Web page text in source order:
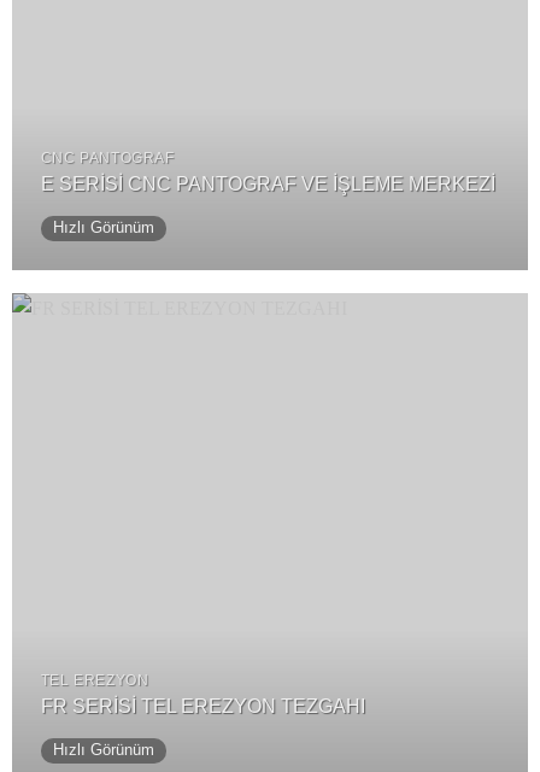
CNC PANTOGRAF
E SERİSİ CNC PANTOGRAF VE İŞLEME MERKEZİ
Hızlı Görünüm
TEL EREZYON
FR SERİSİ TEL EREZYON TEZGAHI
Hızlı Görünüm